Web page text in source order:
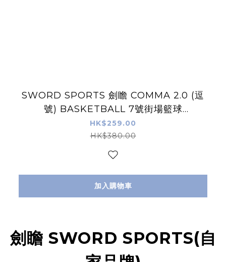
SWORD SPORTS 劍瞻 COMMA 2.0 (逗
號) BASKETBALL 7號街場籃球
IN/OUTDOOR
HK$259.00
HK$380.00
加入購物車
劍瞻 SWORD SPORTS(自